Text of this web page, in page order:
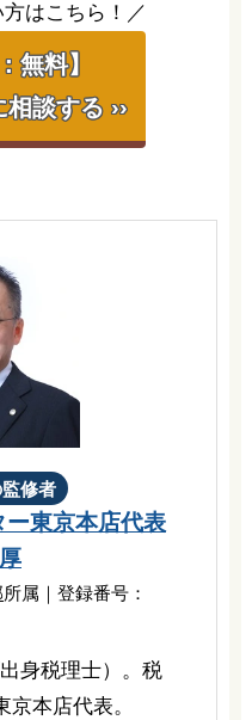
はこちら！／
無料】
談する ››
修者
ー東京本店代表
所属｜登録番号：
身税理士）。税
本店代表。